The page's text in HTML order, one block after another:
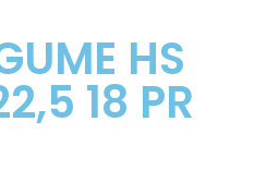
HS
18 PR